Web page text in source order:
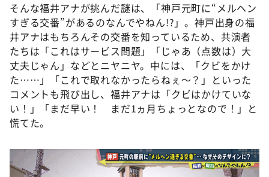
そんな福井アナが挑んだ謎は、「神戸元町に“メルヘン
すぎる交番”があるのなんでやねん!?」。神戸出身の福
井アナはもちろんその交番を知っているため、共演者
たちは「これはサービス問題」「じゃあ（点数は）大
丈夫じゃん」などとニヤニヤ。中には、「クビをかけ
た……」「これで取れなかったらねぇ～？」といった
コメントも飛び出し、福井アナは「クビはかけていな
い！」「まだ早い！ まだ1ヵ月ちょっとなので！」と
慌てた。